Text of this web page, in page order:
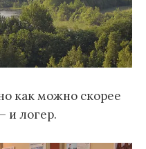
как можно скорее
и логер.